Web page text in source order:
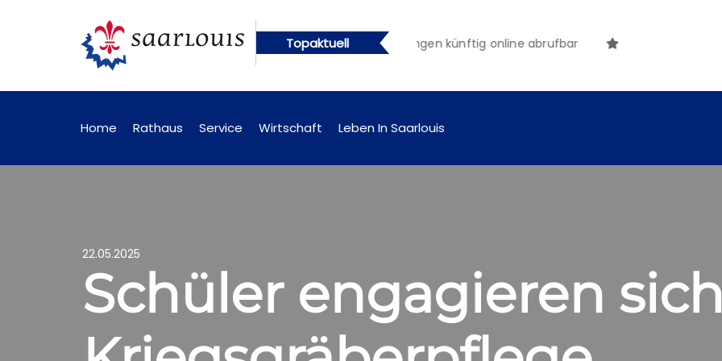
Topaktuell
künftig online abrufbar Öffentliche Bekanntmachungen künftig online abrufbar
Home Rathaus Service Wirtschaft Leben In Saarlouis
22.05.2025
Schüler engagieren